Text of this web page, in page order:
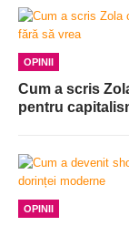
OPINII
Cum a scris
pentru
OPINII